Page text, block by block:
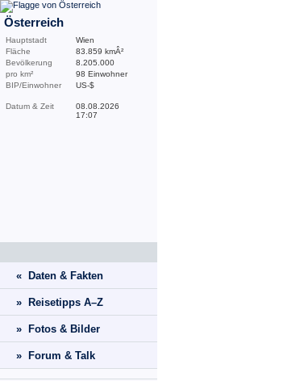
Österreich
Hauptstadt
Wien
Fläche
83.859 kmÂ²
Bevölkerung
8.205.000
pro km²
98 Einwohner
BIP/Einwohner
US-$
Datum & Zeit
08.08.2026
17:07
« Daten & Fakten
» Reisetipps A–Z
» Fotos & Bilder
» Forum & Talk